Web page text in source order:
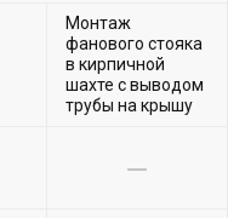
Монтаж
фанового стояка
в кирпичной
шахте с выводом
трубы на крышу